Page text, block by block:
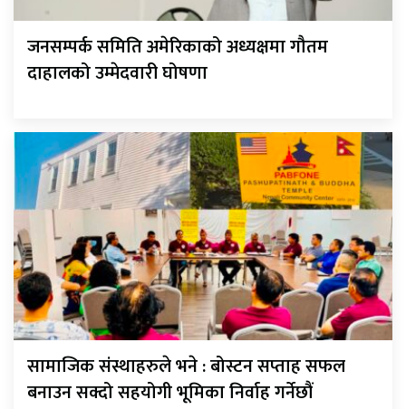
जनसम्पर्क समिति अमेरिकाको अध्यक्षमा गौतम
दाहालको उम्मेदवारी घोषणा
सामाजिक संस्थाहरुले भने : बोस्टन सप्ताह सफल
बनाउन सक्दो सहयोगी भूमिका निर्वाह गर्नेछौं